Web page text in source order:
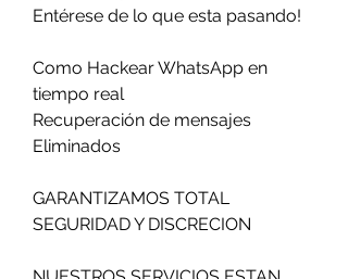
Como Hackear WhatsApp en
tiempo real
Recuperación de mensajes
Eliminados
GARANTIZAMOS TOTAL